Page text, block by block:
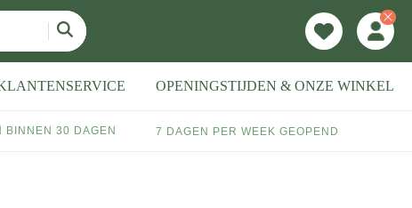
OPENINGSTIJDEN & ONZE WINKEL
BINNEN 30 DAGEN 7 DAGEN PER WEEK GEOPEND